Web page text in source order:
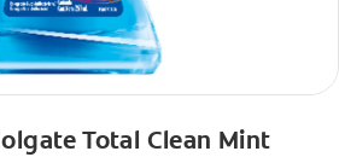
Total Clean Mint